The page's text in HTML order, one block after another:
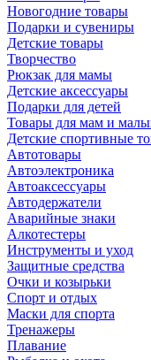
Новогодние товары
Подарки и сувениры
Детские товары
Творчество
Рюкзак для мамы
Детские аксессуары
Подарки для детей
Товары для мам и
Детские спортивные
Автотовары
Автоэлектроника
Автоаксессуары
Автодержатели
Аварийные знаки
Алкотестеры
Инструменты и уход
Защитные средства
Очки и козырьки
Спорт и отдых
Маски для спорта
Тренажеры
Плавание